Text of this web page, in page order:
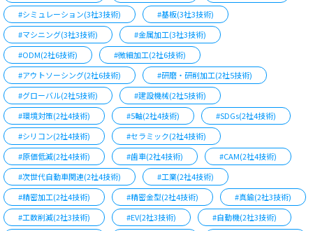
#シミュレーション(3社3技術)
#基板(3社3技術)
#マシニング(3社3技術)
#金属加工(3社3技術)
#ODM(2社6技術)
#微細加工(2社6技術)
#アウトソーシング(2社6技術)
#研磨・研削加工(2社5技術)
#グローバル(2社5技術)
#建設機械(2社5技術)
#環境対策(2社4技術)
#5軸(2社4技術)
#SDGs(2社4技術)
#シリコン(2社4技術)
#セラミック(2社4技術)
#原価低減(2社4技術)
#歯車(2社4技術)
#CAM(2社4技術)
#次世代自動車関連(2社4技術)
#工業(2社4技術)
#精密加工(2社4技術)
#精密金型(2社4技術)
#真鍮(2社3技術)
#工数削減(2社3技術)
#EV(2社3技術)
#自動機(2社3技術)